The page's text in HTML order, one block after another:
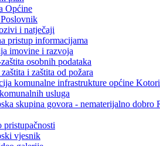
Općine
i natječaji
pristup informacijama
imovine i razvoja
osobnih podataka
i zaštita od požara
komunalne infrastrukture općine
usluga
skupina govora - nematerijalno dobro
pristupačnosti
vjesnik